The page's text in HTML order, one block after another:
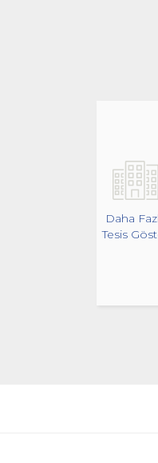
Daha
Tesis